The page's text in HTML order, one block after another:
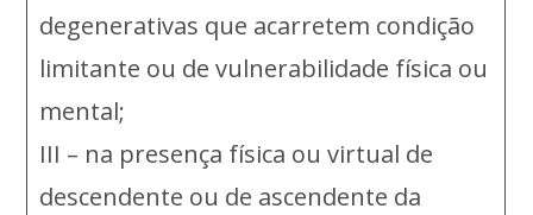
degenerativas que acarretem condição
limitante ou de vulnerabilidade física ou
mental;
III – na presença física ou virtual de
descendente ou de ascendente da